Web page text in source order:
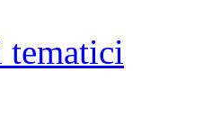
tematici